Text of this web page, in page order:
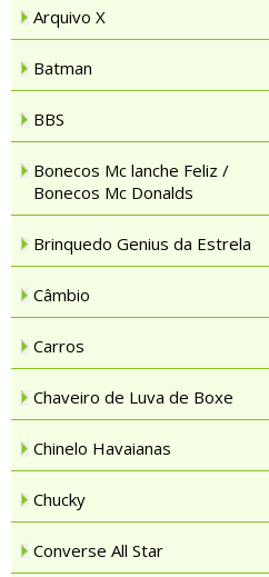
Arquivo X
Batman
BBS
Bonecos Mc lanche Feliz /
Bonecos Mc Donalds
Brinquedo Genius da Estrela
Câmbio
Carros
Chaveiro de Luva de Boxe
Chinelo Havaianas
Chucky
Converse All Star